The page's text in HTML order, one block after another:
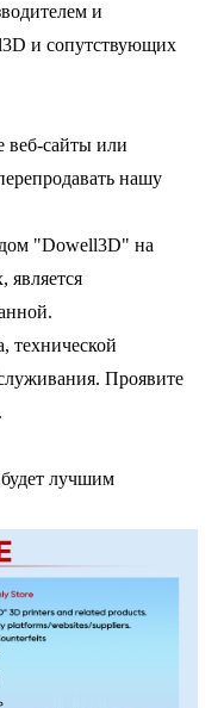
и
и сопутствующих
сайты или
нашу
"Dowell3D" на
является
технической
Проявите
лучшим